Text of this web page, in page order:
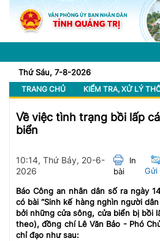
Thứ Sáu, 7-8-2026
TRANG CHỦ KIỂM TRA, XỬ LÝ
Về việc tình trạng bồi lấp
biển
10:14, Thứ Bảy, 20-6-
2026
In
bài
Gửi
Báo Công an nhân dân số ra ngày
có bài “Sinh kế hàng nghìn người
bởi những cửa sông, cửa biển bị bồi
theo), đồng chí Lê Văn Bảo - Phó
chỉ đạo như sau: